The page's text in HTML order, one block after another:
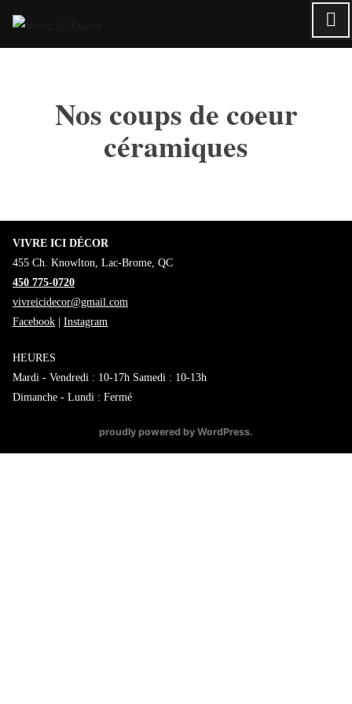
content
Nos coups de coeur
céramiques
VIVRE ICI DÉCOR
455 Ch. Knowlton, Lac-Brome, QC
450 775-0720
vivreicidecor@gmail.com
Facebook | Instagram
HEURES
Mardi - Vendredi : 10-17h Samedi : 10-13h
Dimanche - Lundi : Fermé
proudly powered by WordPress.